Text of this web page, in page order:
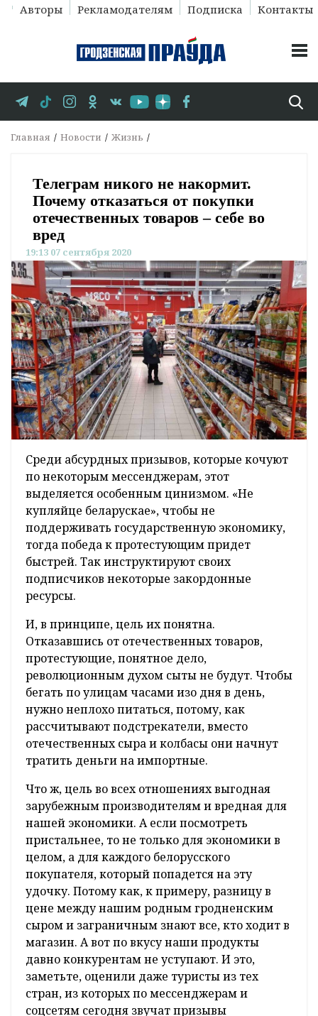
Авторы Рекламодателям Подписка Контакты
Главная Новости Жизнь
Телеграм никого не накормит.
Почему отказаться от покупки
отечественных товаров – себе во
вред
19:13 07 сентября 2020
Среди абсурдных призывов, которые кочуют
по некоторым мессенджерам, этот
выделяется особенным цинизмом. «Не
купляйце беларускае», чтобы не
поддерживать государственную экономику,
тогда победа к протестующим придет
быстрей. Так инструктируют своих
подписчиков некоторые закордонные
ресурсы.
И, в принципе, цель их понятна.
Отказавшись от отечественных товаров,
протестующие, понятное дело,
революционным духом сыты не будут. Чтобы
бегать по улицам часами изо дня в день,
нужно неплохо питаться, потому, как
рассчитывают подстрекатели, вместо
отечественных сыра и колбасы они начнут
тратить деньги на импортные.
Что ж, цель во всех отношениях выгодная
зарубежным производителям и вредная для
нашей экономики. А если посмотреть
пристальнее, то не только для экономики в
целом, а для каждого белорусского
покупателя, который попадется на эту
удочку. Потому как, к примеру, разницу в
цене между нашим родным гродненским
сыром и заграничным знают все, кто ходит в
магазин. А вот по вкусу наши продукты
давно конкурентам не уступают. И это,
заметьте, оценили даже туристы из тех
стран, из которых по мессенджерам и
соцсетям сегодня звучат призывы